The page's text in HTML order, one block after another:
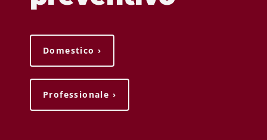
Domestico ›
Professionale ›